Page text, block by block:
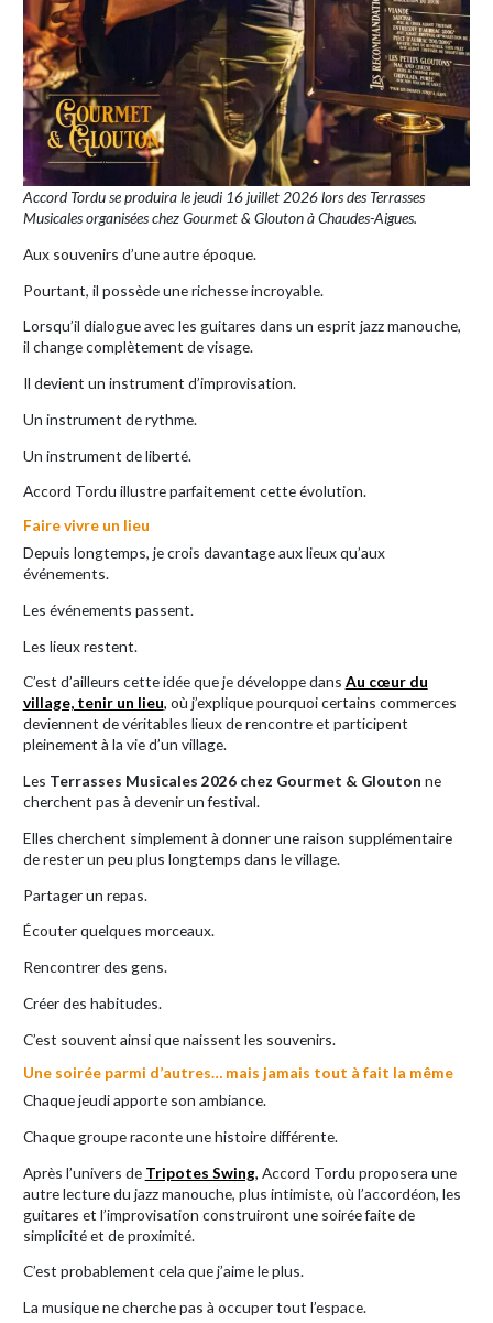
Accord Tordu se produira le jeudi 16 juillet 2026 lors des Terrasses
Musicales organisées chez Gourmet & Glouton à Chaudes-Aigues.
Aux souvenirs d’une autre époque.
Pourtant, il possède une richesse incroyable.
Lorsqu’il dialogue avec les guitares dans un esprit jazz manouche,
il change complètement de visage.
Il devient un instrument d’improvisation.
Un instrument de rythme.
Un instrument de liberté.
Accord Tordu illustre parfaitement cette évolution.
Faire vivre un lieu
Depuis longtemps, je crois davantage aux lieux qu’aux
événements.
Les événements passent.
Les lieux restent.
C’est d’ailleurs cette idée que je développe dans Au cœur du
village, tenir un lieu, où j’explique pourquoi certains commerces
deviennent de véritables lieux de rencontre et participent
pleinement à la vie d’un village.
Les Terrasses Musicales 2026 chez Gourmet & Glouton ne
cherchent pas à devenir un festival.
Elles cherchent simplement à donner une raison supplémentaire
de rester un peu plus longtemps dans le village.
Partager un repas.
Écouter quelques morceaux.
Rencontrer des gens.
Créer des habitudes.
C’est souvent ainsi que naissent les souvenirs.
Une soirée parmi d’autres… mais jamais tout à fait la même
Chaque jeudi apporte son ambiance.
Chaque groupe raconte une histoire différente.
Après l’univers de Tripotes Swing, Accord Tordu proposera une
autre lecture du jazz manouche, plus intimiste, où l’accordéon, les
guitares et l’improvisation construiront une soirée faite de
simplicité et de proximité.
C’est probablement cela que j’aime le plus.
La musique ne cherche pas à occuper tout l’espace.